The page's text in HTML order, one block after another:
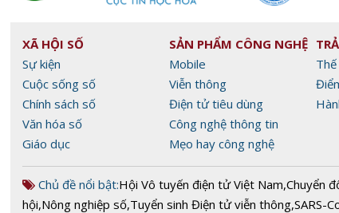
XÃ HỘI SỐ
Sự kiện
Cuộc sống số
Chính sách số
Văn hóa số
Giáo dục
SẢN PHẨM CÔNG NGHỆ
Mobile
Viễn thông
Điện tử tiêu dùng
Công nghệ thông tin
Mẹo hay công nghệ
Chủ đề nổi bật:Hội Vô tuyến điện tử Việt Nam,Chuyển
hội,Nông nghiệp số,Tuyển sinh Điện tử viễn thông,SARS-